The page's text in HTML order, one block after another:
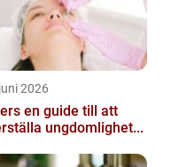
2026
till att
ungdomlighet...